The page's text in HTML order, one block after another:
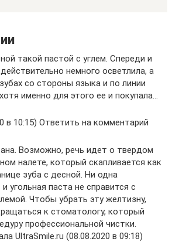
такой пастой с углем. Спереди и
немного осветлила, а
со стороны языка и по линии
именно для этого ее и покупала…
в 10:15) Ответить на комментарий
Возможно, речь идет о твердом
налете, который скапливается как
зуба с десной. Ни одна
угольная паста не справится с
Чтобы убрать эту желтизну,
к стоматологу, который
профессиональной чистки.
UltraSmile.ru (08.08.2020 в 09:18)